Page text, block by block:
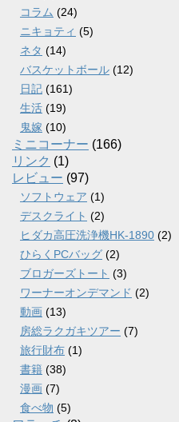
コラム (24)
ニキョティ (5)
ネタ (14)
バスケットボール (12)
日記 (161)
生活 (19)
鬼嫁 (10)
ミニコーナー (166)
リンク (1)
レビュー (97)
ソフトウェア (1)
デスクライト (2)
ヒダカ高圧洗浄機HK-1890 (2)
ひらくPCバッグ (2)
ブロガーズトート (3)
ワーナーオンデマンド (2)
動画 (13)
房総ラクガキツアー (7)
旅行財布 (1)
書籍 (38)
漫画 (7)
食べ物 (5)